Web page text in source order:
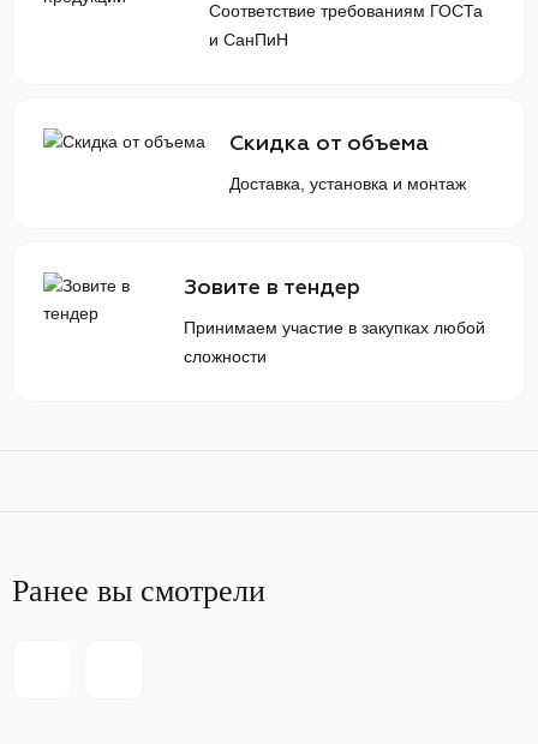
Соответствие требованиям ГОСТа
и СанПиН
Скидка от объема
Доставка, установка и монтаж
Зовите в тендер
Принимаем участие в закупках любой
сложности
Ранее вы смотрели